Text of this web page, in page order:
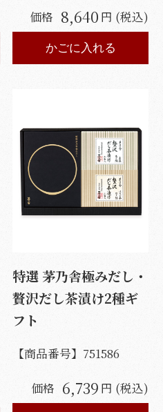
価格 8,640 円 (税込)
かごに入れる
特選 茅乃舎極みだし・
贅沢だし茶漬け2種ギ
フト
【商品番号】 751586
価格 6,739 円 (税込)